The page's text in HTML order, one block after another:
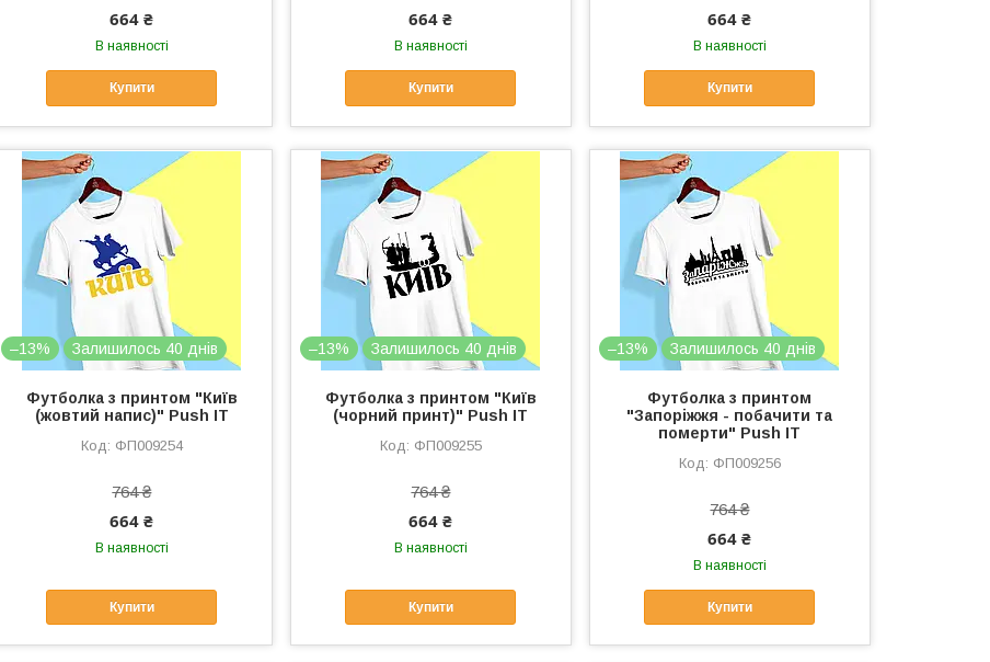
664 ₴
В наявності
Купити
664 ₴
В наявності
Купити
664 ₴
В наявності
Купити
–13% Залишилось 40 днів
Футболка з принтом "Київ
(жовтий напис)" Push IT
ФП009254
764 ₴
664 ₴
В наявності
Купити
–13% Залишилось 40 днів
Футболка з принтом "Київ
(чорний принт)" Push IT
ФП009255
764 ₴
664 ₴
В наявності
Купити
–13% Залишилось 40 днів
Футболка з принтом
"Запоріжжя - побачити та
померти" Push IT
ФП009256
764 ₴
664 ₴
В наявності
Купити